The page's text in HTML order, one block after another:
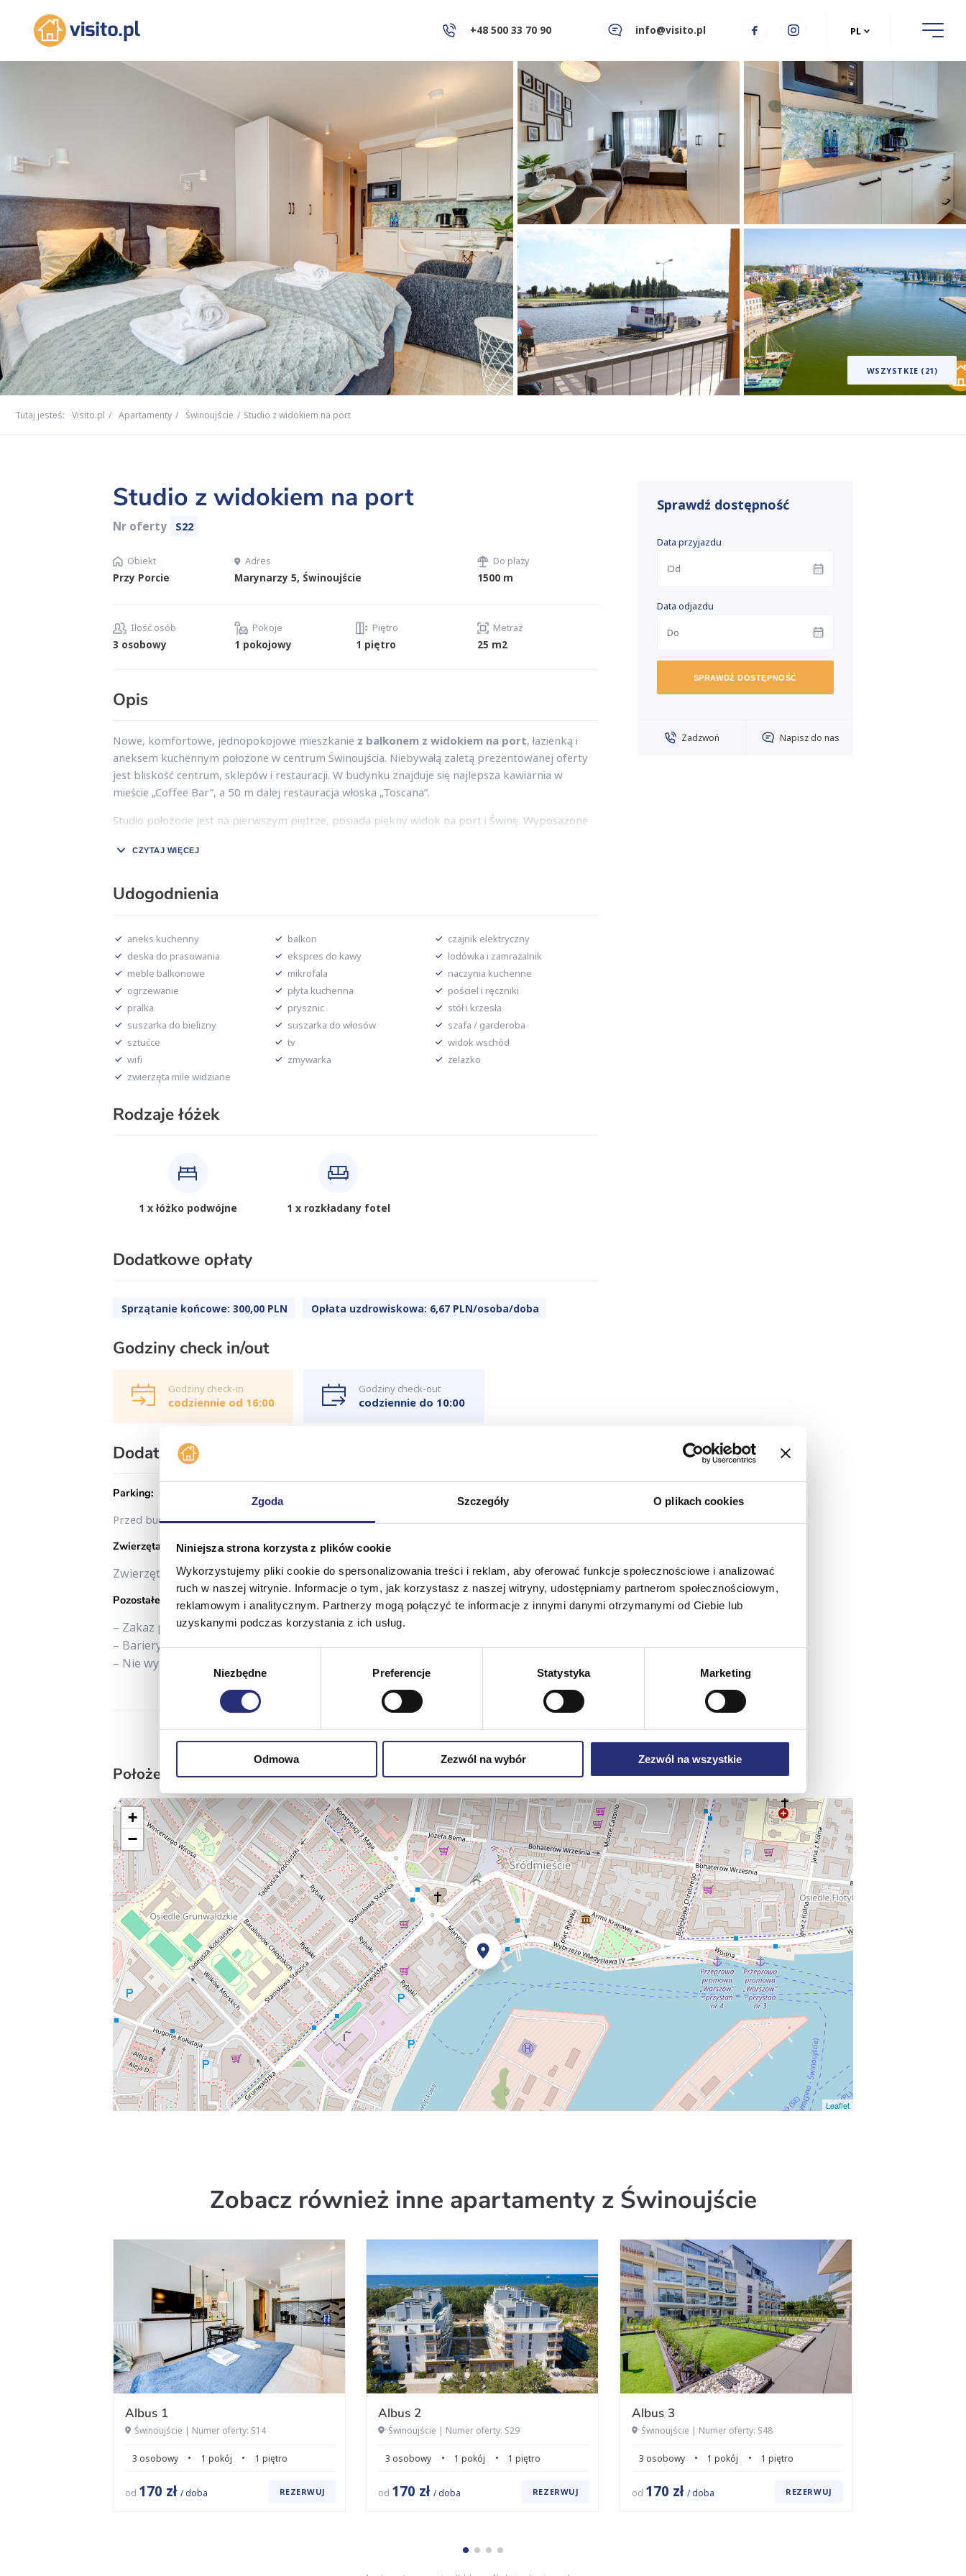
Zgoda Szczegóły O plikach cookies
Niniejsza strona korzysta z plików cookie
Wykorzystujemy pliki cookie do spersonalizowania treści i reklam, aby oferować funkcje społecznościowe i analizować
ruch w naszej witrynie. Informacje o tym, jak korzystasz z naszej witryny, udostępniamy partnerom społecznościowym,
reklamowym i analitycznym. Partnerzy mogą połączyć te informacje z innymi danymi otrzymanymi od Ciebie lub
uzyskanymi podczas korzystania z ich usług.
Niezbędne Preferencje Statystyka Marketing
Odmowa Zezwól na wybór Zezwól na wszystkie
+48 500 33 70 90 info@visito.pl PL
Home Oferta O firmie Aktualności Współpraca Kariera Kontakt
Biuro Świnoujście
ul. Orzeszkowej 5/1a
+48 91 300 07 60
Biuro Międzyzdroje
ul. Promenada Gwiazd 28/1
+48 91 888 70 90
+48 500 33 70 90 info@visito.pl
WSZYSTKIE (21)
Tutaj jesteś: Visito.pl Apartamenty Świnoujście Studio z widokiem na port
Studio z widokiem na port
Nr oferty S22
Obiekt
Przy Porcie
Adres
Marynarzy 5, Świnoujście
Do plaży
1500 m
Ilość osób
3 osobowy
Pokoje
1 pokojowy
Piętro
1 piętro
Metraż
25 m2
Opis
Nowe, komfortowe, jednopokojowe mieszkanie z balkonem z widokiem na port, łazienką i
aneksem kuchennym położone w centrum Świnoujścia. Niebywałą zaletą prezentowanej oferty
jest bliskość centrum, sklepów i restauracji. W budynku znajduje się najlepsza kawiarnia w
mieście „Coffee Bar”, a 50 m dalej restauracja włoska „Toscana”.
Studio położone jest na pierwszym piętrze, posiada piękny widok na port i Świnę. Wyposażone
kawy, pralkę oraz naczynia kuchenne. W salonie znajduje się wygodny rozkładany fotel z
osobno). Nowoczesne i kompleksowo wyposażone studio pozwala wypocząć i poczuć portowy
nadmorski klimat miasta. Kolorystyka utrzymana w jasnych barwach sprzyja wyciszeniu i
CZYTAJ WIĘCEJ
Udogodnienia
aneks kuchenny balkon
czajnik elektryczny
deska do prasowania
ekspres do kawy
lodówka i zamrażalnik
meble balkonowe
mikrofala
naczynia kuchenne
ogrzewanie
płyta kuchenna
pościel i ręczniki
pralka
prysznic
stół i krzesła
suszarka do bielizny
suszarka do włosów
szafa / garderoba
sztućce
tv
widok wschód
wifi
zmywarka
żelazko
zwierzęta mile widziane
Rodzaje łóżek
1 x łóżko podwójne 1 x rozkładany fotel
Dodatkowe opłaty
Sprzątanie końcowe: 300,00 PLN Opłata uzdrowiskowa: 6,67 PLN/osoba/doba
Godziny check in/out
Godziny check-in
codziennie od 16:00
Godziny check-out
codziennie do 10:00
Dodatkowe informacje
Parking:
Przed budynkiem znajdują się ogólnodostępne bezpłatne miejsca parkingowe.
Zwierzęta domowe:
Zwierzęta domowe mile widziane (dodatkowa opłata 200 zł/pobyt/zwierzę).
Pozostałe:
– Zakaz palenia papierosów.
– Bariery architektoniczne: brak windy, brak podjazdu dla wózków.
– Nie wynajmujemy pobytów na 1 dobę.
Sprawdź dostępność
Data przyjazdu
Data odjazdu
SPRAWDŹ DOSTĘPNOŚĆ
Zadzwoń Napisz do nas
Położenie na mapie
+
−
Leaflet
Zobacz również inne apartamenty z Świnoujście
Albus 1
Świnoujście | Numer oferty: S14
3 osobowy 1 pokój 1 piętro
od 170 zł / doba REZERWUJ
Albus 2
Świnoujście | Numer oferty: S29
3 osobowy 1 pokój 1 piętro
od 170 zł/ doba REZERWUJ
Albus 3
Świnoujście | Numer oferty: S48
3 osobowy 1 pokój 1 piętro
od 170 zł / doba REZERWUJ